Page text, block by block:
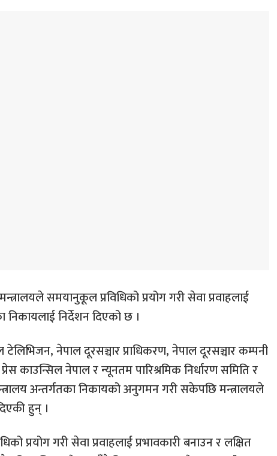
समयानुकूल प्रविधिको प्रयोग गरी सेवा प्रवाहलाई
निकायलाई निर्देशन दिएको छ ।
नेपाल दूरसञ्चार प्राधिकरण, नेपाल दूरसञ्चार कम्पनी
काउन्सिल नेपाल र न्यूनतम पारिश्रमिक निर्धारण समिति र
अन्तर्गतका निकायको अनुगमन गरी सकेपछि मन्त्रालयले
हुन् ।
प्रयोग गरी सेवा प्रवाहलाई प्रभावकारी बनाउन र लक्षित